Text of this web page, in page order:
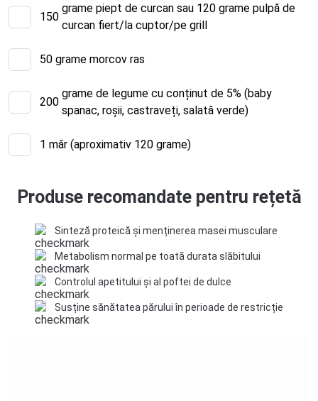
150
grame piept de curcan sau 120 grame pulpă de
curcan fiert/la cuptor/pe grill
50 grame morcov ras
200
grame de legume cu conținut de 5% (baby
spanac, roșii, castraveți, salată verde)
1 măr (aproximativ 120 grame)
Produse recomandate pentru rețetă
Sinteză proteică și menținerea masei musculare
Metabolism normal pe toată durata slăbitului
Controlul apetitului și al poftei de dulce
Susține sănătatea părului în perioade de restricție